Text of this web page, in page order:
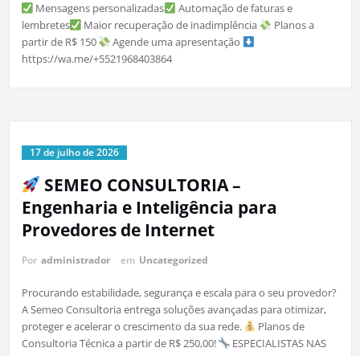
Mensagens personalizadas
Automação de faturas e
lembretes
Maior recuperação de inadimplência
Planos a
partir de R$ 150
Agende uma apresentação
https://wa.me/+5521968403864
17 de julho de 2026
SEMEO CONSULTORIA –
Engenharia e Inteligência para
Provedores de Internet
Por administrador em Uncategorized
Procurando estabilidade, segurança e escala para o seu provedor?
A Semeo Consultoria entrega soluções avançadas para otimizar,
proteger e acelerar o crescimento da sua rede.
Planos de
Consultoria Técnica a partir de R$ 250,00!
ESPECIALISTAS NAS